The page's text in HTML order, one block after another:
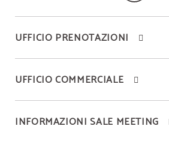
UFFICIO PRENOTAZIONI
UFFICIO COMMERCIALE
INFORMAZIONI SALE MEETING